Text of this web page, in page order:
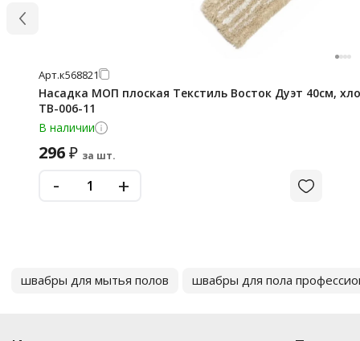
Арт.к568821
Насадка МОП плоская Текстиль Восток Дуэт 40см,
ТВ-006-11
В наличии
296₽ за шт.
- +
швабры для мытья полов швабры для пола